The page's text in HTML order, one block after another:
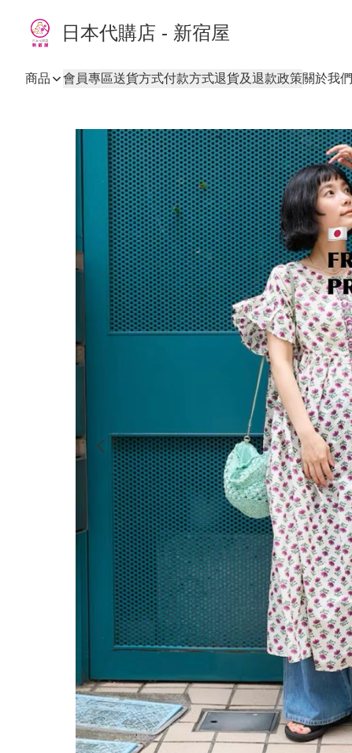
日本代購店 - 新宿屋
商品 會員專區送貨方式付款方式退貨及退款政策關於我們